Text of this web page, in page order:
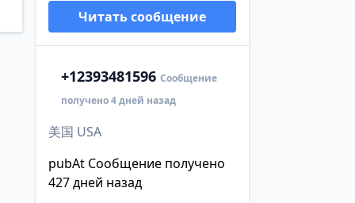
Читать сообщение
+12393481596 Сообщение
получено 4 дней назад
美国 USA
pubAt Сообщение получено
427 дней назад